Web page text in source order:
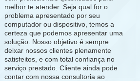
melhor te atender. Seja qual for o
problema apresentado por seu
computador ou dispositivo, temos a
certeza que podemos apresentar uma
solução. Nosso objetivo é sempre
deixar nossos clientes plenamente
satisfeitos, e com total confiança no
serviço prestado. Cliente ainda pode
contar com nossa consultoria ao